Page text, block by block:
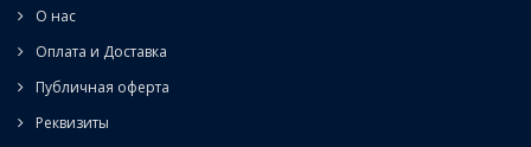
О нас
Оплата и Доставка
Публичная оферта
Реквизиты